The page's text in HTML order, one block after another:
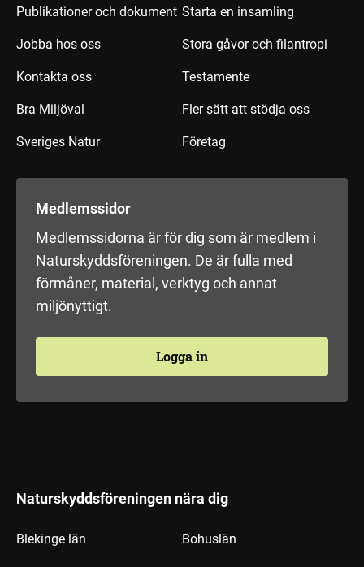
Publikationer och dokument
Jobba hos oss
Kontakta oss
Bra Miljöval
Sveriges Natur
Starta en insamling
Stora gåvor och filantropi
Testamente
Fler sätt att stödja oss
Företag
Medlemssidor
Medlemssidorna är för dig som är medlem i
Naturskyddsföreningen. De är fulla med
förmåner, material, verktyg och annat
miljönyttigt.
Logga in
Naturskyddsföreningen nära dig
Blekinge län Bohuslän